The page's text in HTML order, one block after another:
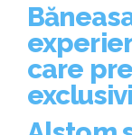
care